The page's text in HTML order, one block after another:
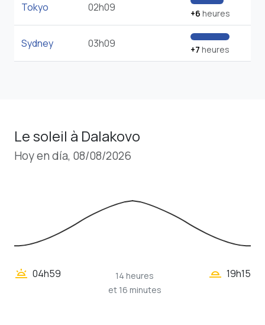
Tokyo 02h09 +6 heures
Sydney 03h09 +7 heures
Le soleil à Dalakovo
Hoy en día, 08/08/2026
wb_twilight 04h59
14 heures
et 16 minutes
wb_twilight_2 19h15